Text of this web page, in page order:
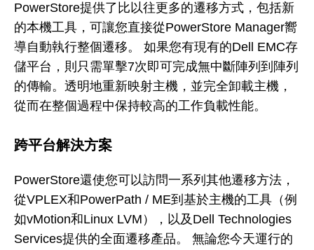
PowerStore提供了比以往更多的遷移方式，包括新
的本機工具，可讓您直接從PowerStore Manager嚮
導自動執行整個遷移。 如果您有現有的Dell EMC存
儲平台，則只需單擊7次即可完成無中斷陣列到陣列
的傳輸。透明地重新映射主機，並完全卸載主機，
從而在整個過程中保持較高的工作負載性能。
跨平台解決方案
PowerStore還使您可以訪問一系列其他遷移方法，
從VPLEX和PowerPath / ME到基於主機的工具（例
如vMotion和Linux LVM），以及Dell Technologies
Services提供的全面遷移產品。 無論您今天運行的